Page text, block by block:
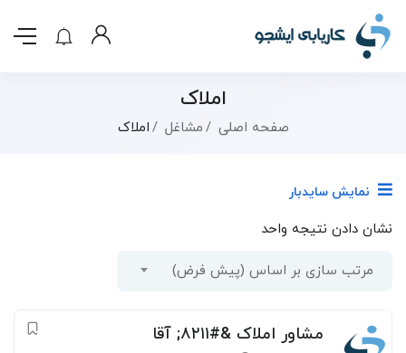
املاک
صفحه اصلی مشاغل املاک
نمایش سایدبار
نشان دادن نتیجه واحد
مرتب سازی بر اساس (پیش فرض)
مشاور املاک &#۸۲۱۱; آقا